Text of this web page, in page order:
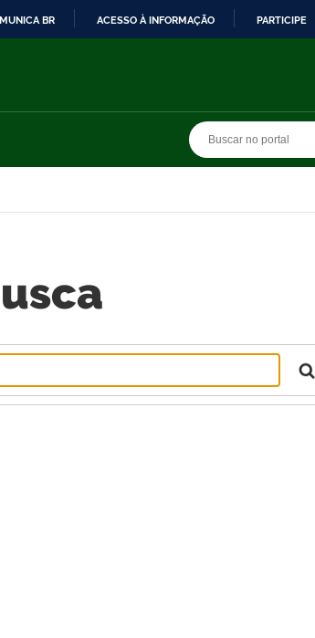
BR ACESSO À INFORMAÇÃO PARTICIPE